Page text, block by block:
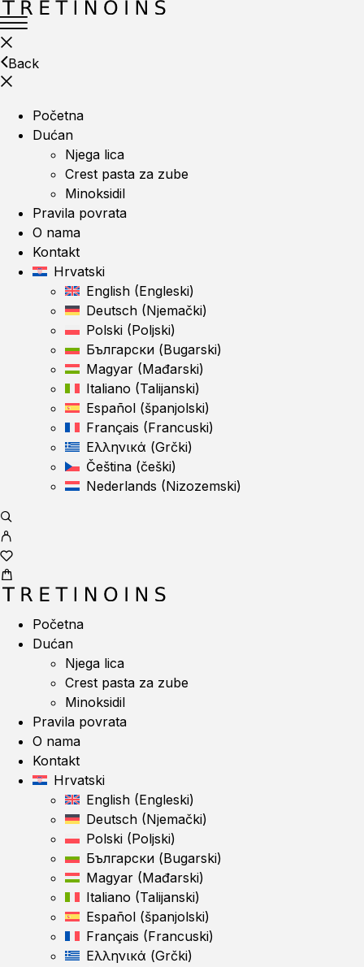
Back
Početna
Dućan
Njega lica
Crest pasta za zube
Minoksidil
Pravila povrata
O nama
Kontakt
Hrvatski
English (Engleski)
Deutsch (Njemački)
Polski (Poljski)
Български (Bugarski)
Magyar (Mađarski)
Italiano (Talijanski)
Español (španjolski)
Français (Francuski)
Ελληνικά (Grčki)
Čeština (češki)
Nederlands (Nizozemski)
Početna
Dućan
Njega lica
Crest pasta za zube
Minoksidil
Pravila povrata
O nama
Kontakt
Hrvatski
English (Engleski)
Deutsch (Njemački)
Polski (Poljski)
Български (Bugarski)
Magyar (Mađarski)
Italiano (Talijanski)
Español (španjolski)
Français (Francuski)
Ελληνικά (Grčki)